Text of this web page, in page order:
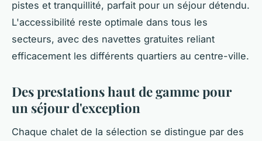
pistes et tranquillité, parfait pour un séjour détendu.
L'accessibilité reste optimale dans tous les
secteurs, avec des navettes gratuites reliant
efficacement les différents quartiers au centre-ville.
Des prestations haut de gamme pour
un séjour d'exception
Chaque chalet de la sélection se distingue par des